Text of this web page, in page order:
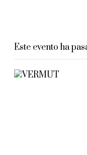
Este evento ha